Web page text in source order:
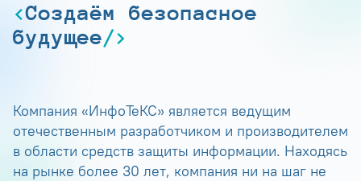
Создаём безопасное
будущее
Компания «ИнфоТеКС» является ведущим
отечественным разработчиком и производителем
в области средств защиты информации. Находясь
на рынке более 30 лет, компания ни на шаг не